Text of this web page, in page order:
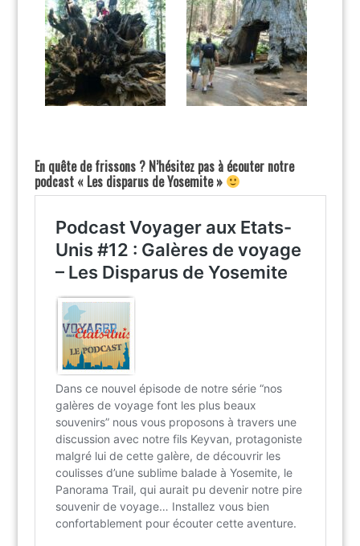
En quête de frissons ? N’hésitez pas à écouter notre
podcast « Les disparus de Yosemite »